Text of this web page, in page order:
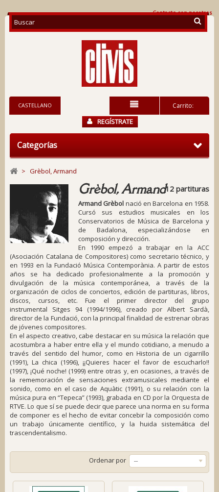
Contacte con nosotros
Carrito:
CASTELLANO
REGÍSTRATE
Categorías
> Grèbol, Armand
Grèbol, Armand12 partituras
Armand Grèbol nació en Barcelona en 1958.
Cursó sus estudios musicales en los
Conservatorios de Música de Barcelona y
de Badalona, especializándose en
composición y dirección.
En 1990 empezó a trabajar en la ACC
(Asociación Catalana de Compositores) como secretario técnico, y
en 1993 en la Fundació Música Contemporània. A partir de estos
años se ha dedicado profesionalmente a la promoción y
divulgación de la música contemporánea, a través de la
organización de ciclos de conciertos, edición de partituras, libros,
discos, cursos, etc. Fue el primer director del grupo
instrumental Sitges 94(1994/1996), creado por Albert Sardà,
director de la Fundació, con la principal finalidad de estrenar obras
de jóvenes compositores.
En el aspecto creativo, cabe destacar en su música la relación que
acostumbra a haber entre ella y el mundo cotidiano, a menudo a
través del sentido del humor, como enHistoria de un cigarrillo
(1991),La chica (1996),¡¡Quieres hacer el favor de escucharlo!!
(1997),¡Qué noche! (1999) entre otras y, en ocasiones, a través de
la rememoración de sensaciones extramusicales mediante el
sonido, como en el caso de Aquàtic (1991), o su relación con la
música pura en “Tepeca” (1993), grabada en CD por la Orquesta de
RTVE. Lo que sí se puede decir que parece una norma en su forma
de componer es el hecho de evitar concebir la composición como
un trabajo únicamente científico, y la huida sistemática del
trascendentalismo.
Ordenar por --